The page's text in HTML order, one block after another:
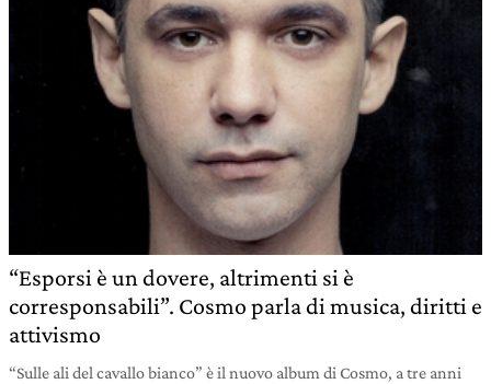
“Esporsi è un dovere, altrimenti si è
corresponsabili”. Cosmo parla di musica, diritti e
attivismo
“Sulle ali del cavallo bianco” è il nuovo album di Cosmo, a tre anni